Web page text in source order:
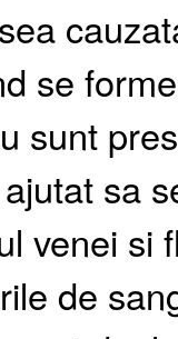
se
sunt
sa
venei si
de